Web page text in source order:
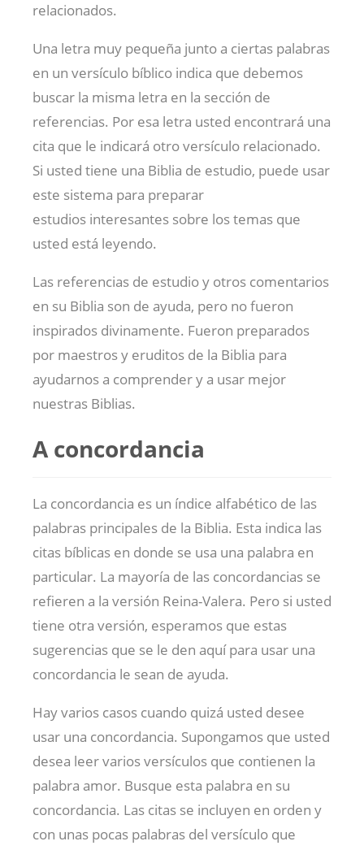
relacionados.
Una letra muy pequeña junto a ciertas palabras
en un versículo bíblico indica que debemos
buscar la misma letra en la sección de
referencias. Por esa letra usted encontrará una
cita que le indicará otro versículo relacionado.
Si usted tiene una Biblia de estudio, puede usar
este sistema para preparar
estudios interesantes sobre los temas que
usted está leyendo.
Las referencias de estudio y otros comentarios
en su Biblia son de ayuda, pero no fueron
inspirados divinamente. Fueron preparados
por maestros y eruditos de la Biblia para
ayudarnos a comprender y a usar mejor
nuestras Biblias.
A concordancia
La concordancia es un índice alfabético de las
palabras principales de la Biblia. Esta indica las
citas bíblicas en donde se usa una palabra en
particular. La mayoría de las concordancias se
refieren a la versión Reina-Valera. Pero si usted
tiene otra versión, esperamos que estas
sugerencias que se le den aquí para usar una
concordancia le sean de ayuda.
Hay varios casos cuando quizá usted desee
usar una concordancia. Supongamos que usted
desea leer varios versículos que contienen la
palabra amor. Busque esta palabra en su
concordancia. Las citas se incluyen en orden y
con unas pocas palabras del versículo que